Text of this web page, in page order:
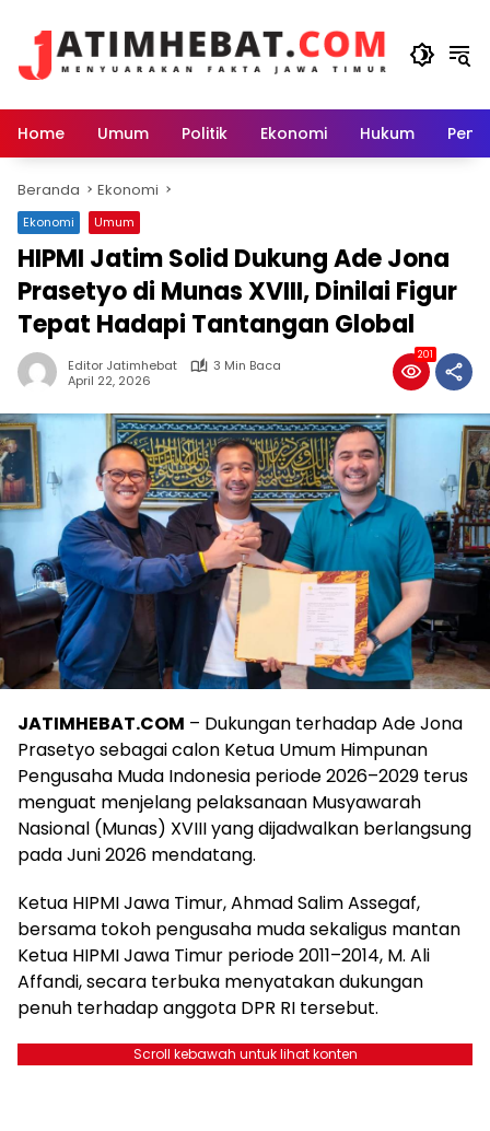
Home Umum Politik Ekonomi Hukum
Beranda Ekonomi
Ekonomi Umum
HIPMI Jatim Solid Dukung Ade Jona
Prasetyo di Munas XVIII, Dinilai Figur
Tepat Hadapi Tantangan Global
Editor Jatimhebat
3 Min Baca
April 22, 2026
201
JATIMHEBAT.COM – Dukungan terhadap Ade Jona
Prasetyo sebagai calon Ketua Umum Himpunan
Pengusaha Muda Indonesia periode 2026–2029 terus
menguat menjelang pelaksanaan Musyawarah
Nasional (Munas) XVIII yang dijadwalkan berlangsung
pada Juni 2026 mendatang.
Ketua HIPMI Jawa Timur, Ahmad Salim Assegaf,
bersama tokoh pengusaha muda sekaligus mantan
Ketua HIPMI Jawa Timur periode 2011–2014, M. Ali
Affandi, secara terbuka menyatakan dukungan
penuh terhadap anggota DPR RI tersebut.
Scroll kebawah untuk lihat konten